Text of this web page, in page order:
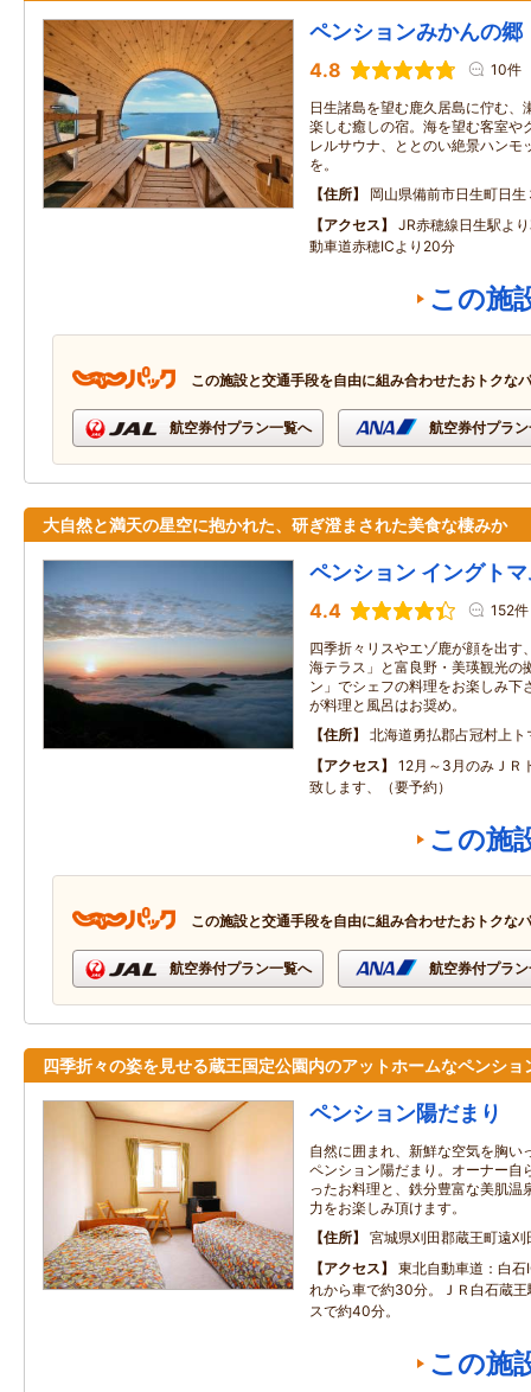
ペンションみかんの郷
4.8 10件
日生諸島を望む鹿久居島に佇む、
楽しむ癒しの宿。海を望む客室や
レルサウナ、ととのい絶景ハンモ
を。
住所
岡山県備前市日生町日生
アクセス
JR赤穂線日生駅よ
動車道赤穂ICより20分
この施
この施設と交通手段を自由に組み合わせたおトクな
航空券付プラン一覧へ 航空券付プラ
大自然と満天の星空に抱かれた、研ぎ澄まされた美食な棲みか
ペンション イングト
4.4 152件
四季折々リスやエゾ鹿が顔を出す
海テラス」と富良野・美瑛観光の
ン」でシェフの料理をお楽しみ下
が料理と風呂はお奨め。
住所
北海道勇払郡占冠村上
アクセス
12月～3月のみＪＲ
致します、（要予約）
この施
この施設と交通手段を自由に組み合わせたおトクな
航空券付プラン一覧へ 航空券付プラ
四季折々の姿を見せる蔵王国定公園内のアットホームなペンショ
ペンション陽だまり
自然に囲まれ、新鮮な空気を胸い
ペンション陽だまり。オーナー自
ったお料理と、鉄分豊富な美肌温
力をお楽しみ頂けます。
住所
宮城県刈田郡蔵王町遠
アクセス
東北自動車道：白
れから車で約30分。ＪＲ白石蔵
スで約40分。
この施